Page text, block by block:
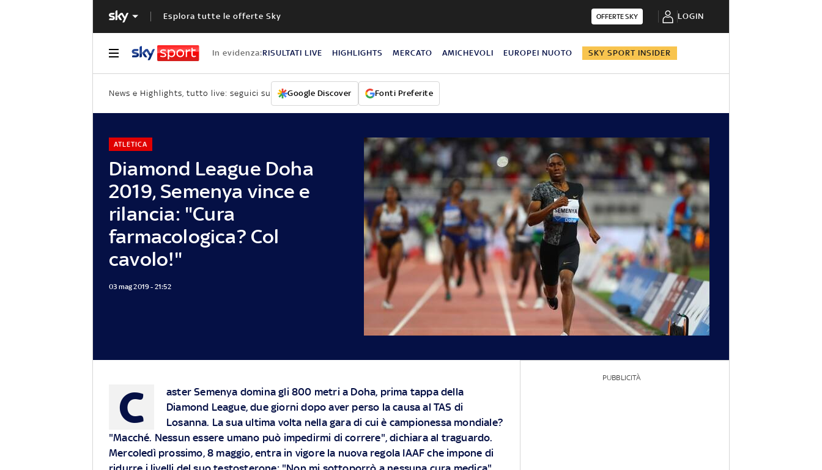
Esplora tutte le offerte Sky OFFERTE SKY LOGIN
In evidenza:RISULTATI LIVE HIGHLIGHTS MERCATO AMICHEVOLI EUROPEI NUOTO SKY SPORT INSIDER
News e Highlights, tutto live: seguici su Google Discover Fonti Preferite
Diamond League Doha
2019, Semenya vince e
rilancia: "Cura
farmacologica? Col
cavolo!"
ATLETICA
03 mag 2019 - 21:52
C
aster Semenya domina gli 800 metri a Doha, prima tappa della
Diamond League, due giorni dopo aver perso la causa al TAS di
Losanna. La sua ultima volta nella gara di cui è campionessa mondiale?
"Macché. Nessun essere umano può impedirmi di correre", dichiara al traguardo.
Mercoledì prossimo, 8 maggio, entra in vigore la nuova regola IAAF che impone di
PUBBLICITÀ